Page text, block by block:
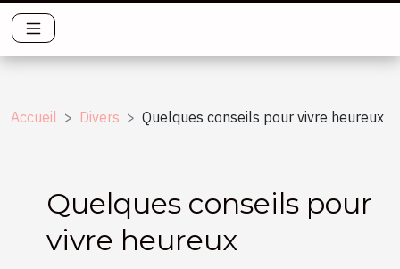
Accueil Divers Quelques conseils pour vivre heureux
Quelques conseils pour
vivre heureux